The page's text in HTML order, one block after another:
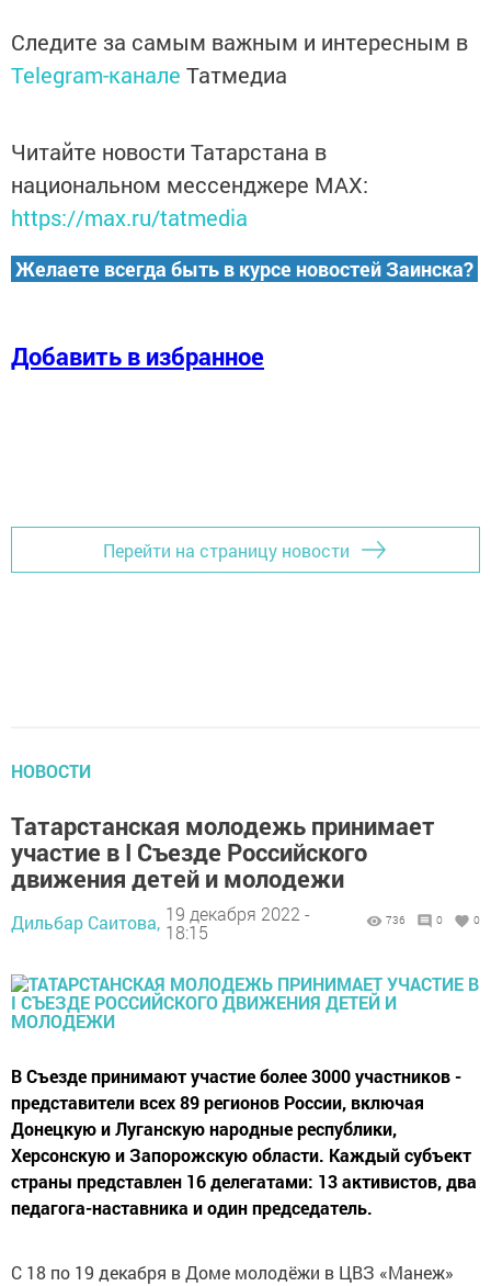
Следите за самым важным и интересным в
Telegram-канале Татмедиа
Читайте новости Татарстана в
национальном мессенджере MАХ:
https://max.ru/tatmedia
Желаете всегда быть в курсе новостей Заинска?
Добавить в избранное
Перейти на страницу новости
НОВОСТИ
Татарстанская молодежь принимает
участие в I Съезде Российского
движения детей и молодежи
Дильбар Саитова, 19 декабря 2022 -
18:15
736 0 0
В Съезде принимают участие более 3000 участников -
представители всех 89 регионов России, включая
Донецкую и Луганскую народные республики,
Херсонскую и Запорожскую области. Каждый субъект
страны представлен 16 делегатами: 13 активистов, два
педагога-наставника и один председатель.
С 18 по 19 декабря в Доме молодёжи в ЦВЗ «Манеж»